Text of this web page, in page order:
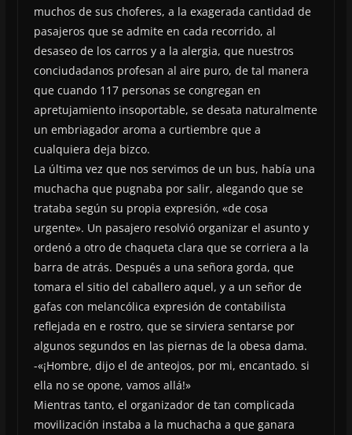
muchos de sus choferes, a la exagerada cantidad de
pasajeros que se admite en cada recorrido, al
desaseo de los carros y a la alergia, que nuestros
conciudadanos profesan al aire puro, de tal manera
que cuando 117 personas se congregan en
apretujamiento insoportable, se desata naturalmente
un embriagador aroma a curtiembre que a
cualquiera deja bizco.
La última vez que nos servimos de un bus, había una
muchacha que pugnaba por salir, alegando que se
trataba según su propia expresión, «de cosa
urgente». Un pasajero resolvió organizar el asunto y
ordenó a otro de chaqueta clara que se corriera a la
barra de atrás. Después a una señora gorda, que
tomara el sitio del caballero aquel, y a un señor de
gafas con melancólica expresión de contabilista
reflejada en e rostro, que se sirviera sentarse por
algunos segundos en las piernas de la obesa dama.
-«¡Hombre, dijo el de anteojos, por mi, encantado. si
ella no se opone, vamos allá!»
Mientras tanto, el organizador de tan complicada
movilización instaba a la muchacha a que ganara